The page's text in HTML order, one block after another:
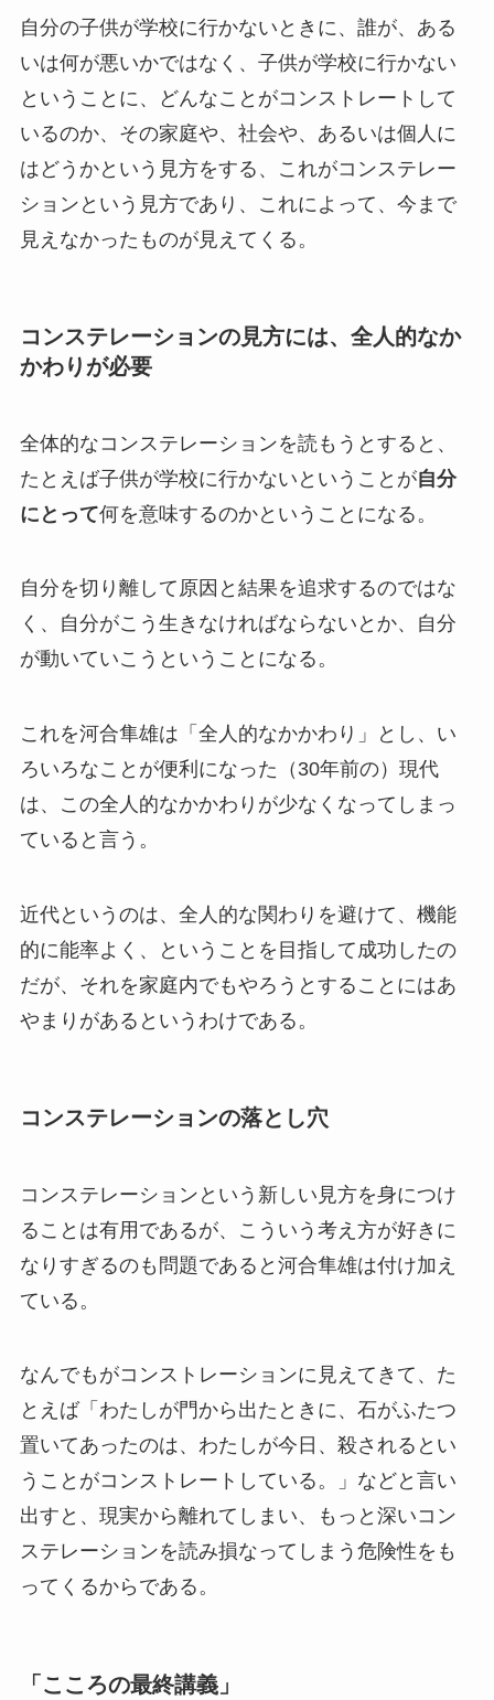
自分の子供が学校に行かないときに、誰が、ある
いは何が悪いかではなく、子供が学校に行かない
ということに、どんなことがコンストレートして
いるのか、その家庭や、社会や、あるいは個人に
はどうかという見方をする、これがコンステレー
ションという見方であり、これによって、今まで
見えなかったものが見えてくる。
コンステレーションの見方には、全人的なか
かわりが必要
全体的なコンステレーションを読もうとすると、
たとえば子供が学校に行かないということが自分
にとって何を意味するのかということになる。
自分を切り離して原因と結果を追求するのではな
く、自分がこう生きなければならないとか、自分
が動いていこうということになる。
これを河合隼雄は「全人的なかかわり」とし、い
ろいろなことが便利になった（30年前の）現代
は、この全人的なかかわりが少なくなってしまっ
ていると言う。
近代というのは、全人的な関わりを避けて、機能
的に能率よく、ということを目指して成功したの
だが、それを家庭内でもやろうとすることにはあ
やまりがあるというわけである。
コンステレーションの落とし穴
コンステレーションという新しい見方を身につけ
ることは有用であるが、こういう考え方が好きに
なりすぎるのも問題であると河合隼雄は付け加え
ている。
なんでもがコンストレーションに見えてきて、た
とえば「わたしが門から出たときに、石がふたつ
置いてあったのは、わたしが今日、殺されるとい
うことがコンストレートしている。」などと言い
出すと、現実から離れてしまい、もっと深いコン
ステレーションを読み損なってしまう危険性をも
ってくるからである。
「こころの最終講義」